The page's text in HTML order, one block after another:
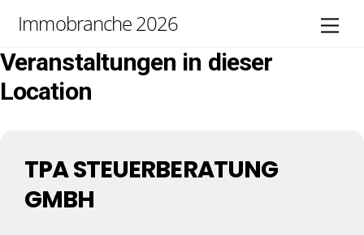
content
Immobranche 2026
Veranstaltungen in dieser
Location
TPA STEUERBERATUNG
GMBH